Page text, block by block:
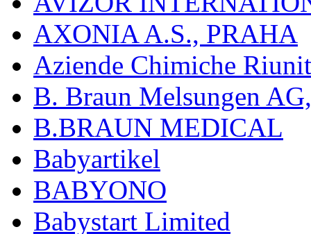
AXONIA A.S., PRAHA
Aziende Chimiche
B. Braun Melsungen
B.BRAUN MEDICAL
Babyartikel
BABYONO
Babystart Limited